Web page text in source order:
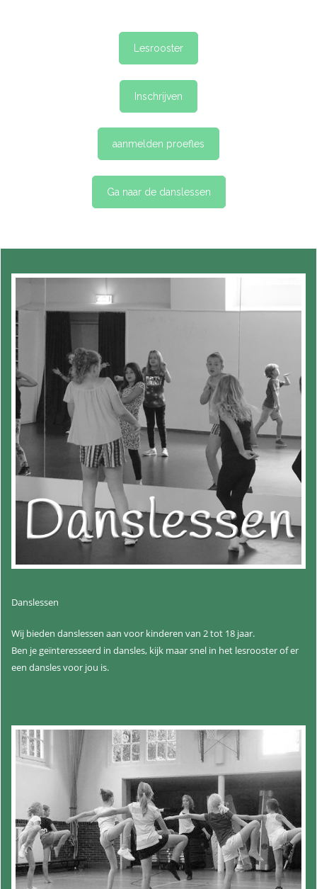
Lesrooster
Inschrijven
aanmelden proefles
Ga naar de danslessen
Danslessen
Wij bieden danslessen aan voor kinderen van 2 tot 18 jaar.
Ben je geïnteresseerd in dansles, kijk maar snel in het lesrooster of er
een dansles voor jou is.